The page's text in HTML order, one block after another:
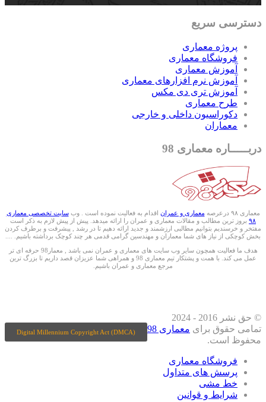
دسترسی سریع
پروژه معماری
فروشگاه معماری
آموزش معماری
آموزش نرم افزارهای معماری
آموزش تری دی مکس
طرح معماری
دکوراسیون داخلی و خارجی
معماران
دربـــــاره معماری 98
معماری ۹۸ درعرصه معماری و عمران اقدام به فعالیت نموده است . وبسایت تخصصی معماری
۹۸ بروز ترین مطالب و مقالات معماری و عمران را ارائه میدهد. پیش از پیش لازم به ذکر است
مفتخر و خرسندیم بتوانیم مطالبی ارزشمند و جدید ارائه دهیم تا در رشد , پیشرفت و برطرف کردن
بخش کوچکی از نیاز های شما معماران و مهندسین گرامی قدمی هر چند کوچک برداشته باشیم. ....
هدف ما فعالیت همچون سایر وب سایت های معماری و عمران نمی باشد , معمار98 حرفه ای تر
عمل می کند. با همت و پشتکار تیم معماری 98 و همراهی شما عزیزان قصد داریم تا بزرگ ترین
مرجع معماری و عمران باشیم.
Digital Millennium Copyright Act (DMCA)
© حق نشر 2016 - 2024
تمامی حقوق برای معماری 98
محفوظ است.
فروشگاه معماری
پرسش های متداول
خط مشی
شرایط و قوانین